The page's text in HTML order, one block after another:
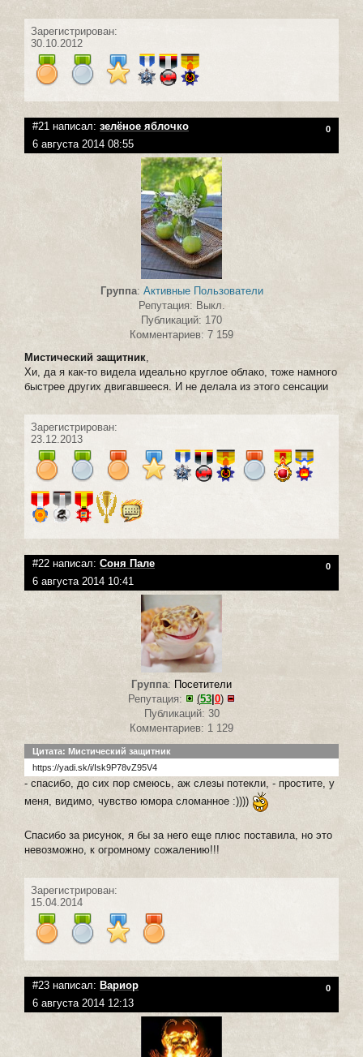
Зарегистрирован:
30.10.2012
#21 написал: зелёное яблочко 0
6 августа 2014 08:55
Группа: Активные Пользователи
Репутация: Выкл.
Публикаций: 170
Комментариев: 7 159
Мистический защитник
Хи, да я как-то видела идеально круглое облако, тоже намного
быстрее других двигавшееся. И не делала из этого сенсации
Зарегистрирован:
23.12.2013
#22 написал: Соня Пале 0
6 августа 2014 10:41
Группа: Посетители
Репутация:
(53|0)
Публикаций: 30
Комментариев: 1 129
Цитата: Мистический защитник
https://yadi.sk/i/Isk9P78vZ95V4
- спасибо, до сих пор смеюсь, аж слезы потекли, - простите, у
меня, видимо, чувство юмора сломанное :))))
Спасибо за рисунок, я бы за него еще плюс поставила, но это
невозможно, к огромному сожалению!!!
Зарегистрирован:
15.04.2014
#23 написал: Вариор 0
6 августа 2014 12:13